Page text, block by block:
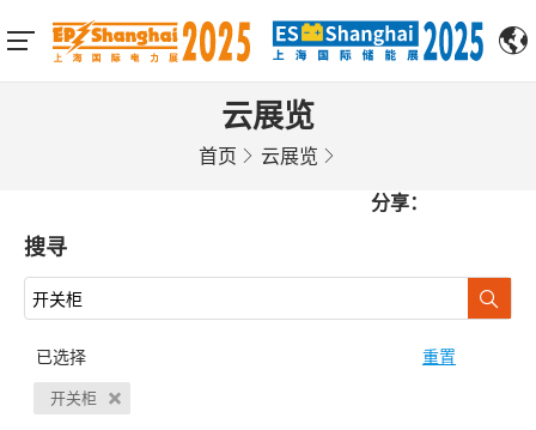
云展览
首页 云展览
分享：
搜寻
已选择 重置
开关柜